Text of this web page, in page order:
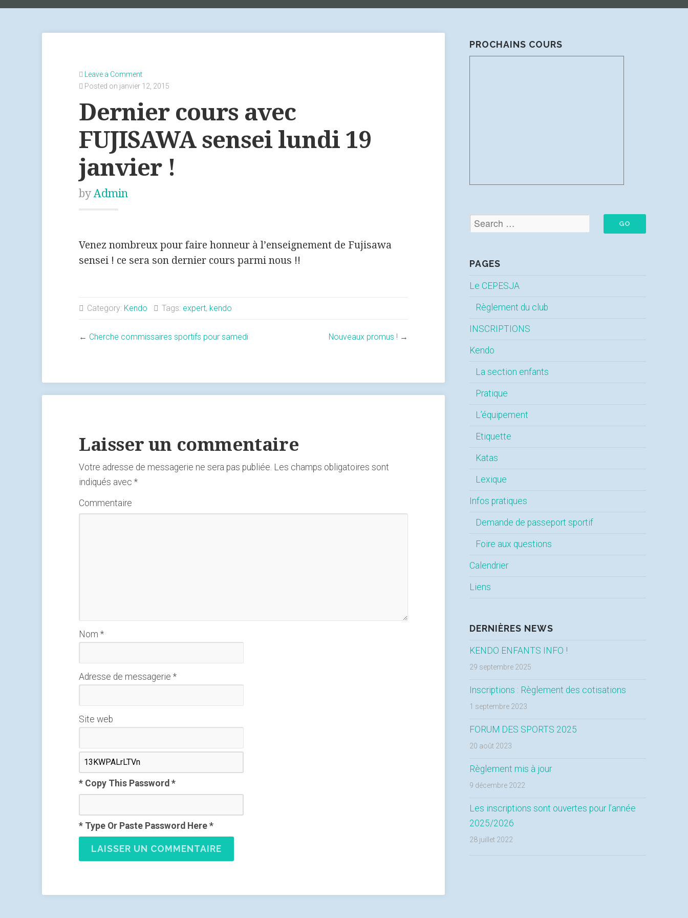
Leave a Comment
Posted on janvier 12, 2015
Dernier cours avec
FUJISAWA sensei lundi 19
janvier !
byAdmin
Venez nombreux pour faire honneur à l’enseignement de Fujisawa
sensei ! ce sera son dernier cours parmi nous !!
Category: Kendo Tags: expert, kendo
← Cherche commissaires sportifs pour samedi Nouveaux promus ! →
Laisser un commentaire
Votre adresse de messagerie ne sera pas publiée. Les champs obligatoires sont
indiqués avec *
Commentaire
Nom *
Adresse de messagerie *
Site web
* Copy This Password *
* Type Or Paste Password Here *
PROCHAINS COURS
PAGES
Le CEPESJA
Règlement du club
INSCRIPTIONS
Kendo
La section enfants
Pratique
L’équipement
Etiquette
Katas
Lexique
Infos pratiques
Demande de passeport sportif
Foire aux questions
Calendrier
Liens
DERNIÈRES NEWS
KENDO ENFANTS INFO !
29 septembre 2025
Inscriptions : Règlement des cotisations
1 septembre 2023
FORUM DES SPORTS 2025
20 août 2023
Règlement mis à jour
9 décembre 2022
Les inscriptions sont ouvertes pour l’année
2025/2026
28 juillet 2022